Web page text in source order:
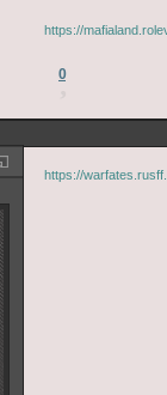
https://
0
https://